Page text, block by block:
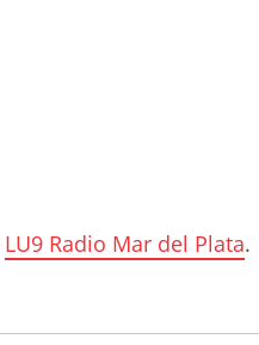
LU9 Radio Mar del Plata.